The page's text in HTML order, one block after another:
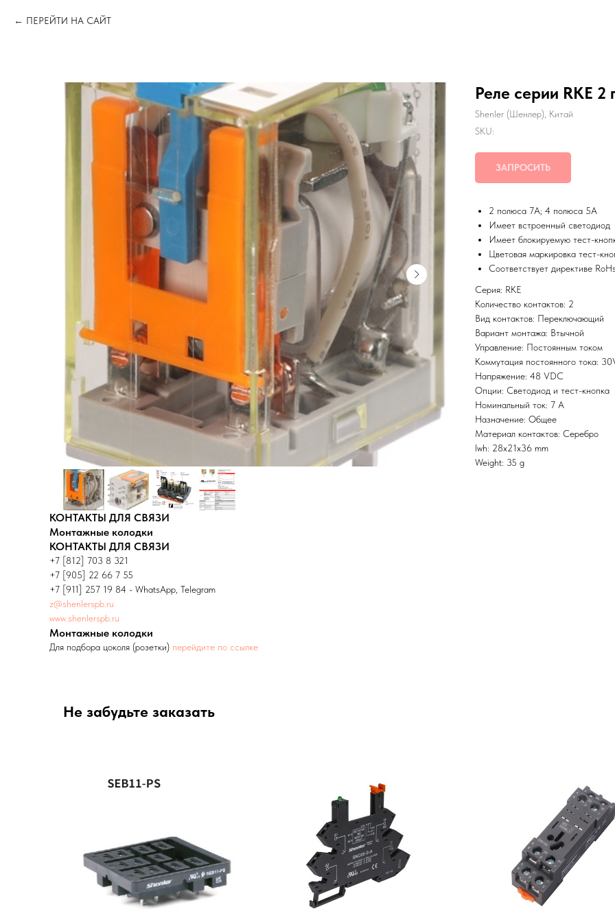
ПЕРЕЙТИ НА САЙТ
Реле серии RKE
Shenler (Шенлер), Китай
SKU:
ЗАПРОСИТЬ
2 полюса 7A; 4 полюса 5А
Имеет встроенный светодиод
Имеет блокируемую тест-
Цветовая маркировка тест-
Соответствует директиве
Серия: RKE
Количество контактов: 2
Вид контактов: Переключающий
Вариант монтажа: Втычной
Управление: Постоянным током
Коммутация постоянного тока:
Напряжение: 48 VDC
Опции: Светодиод и тест-кнопка
Номинальный ток: 7 А
Назначение: Общее
Материал контактов: Серебро
lwh: 28x21x36 mm
Weight: 35 g
КОНТАКТЫ ДЛЯ СВЯЗИ
Монтажные колодки
КОНТАКТЫ ДЛЯ СВЯЗИ
+7 [812] 703 8 321
+7 [905] 22 66 7 55
+7 [911] 257 19 84 - WhatsApp, Telegram
z@shenlerspb.ru
www.shenlerspb.ru
Монтажные колодки
Для подбора цоколя (розетки) перейдите по ссылке
Не забудьте заказать